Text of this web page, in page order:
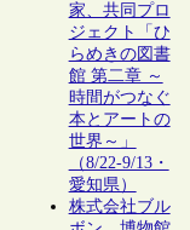
家、共同プロ
ジェクト「ひ
らめきの図書
館 第二章 ～
時間がつなぐ
本とアートの
世界～」
（8/22-9/13・
愛知県）
株式会社ブル